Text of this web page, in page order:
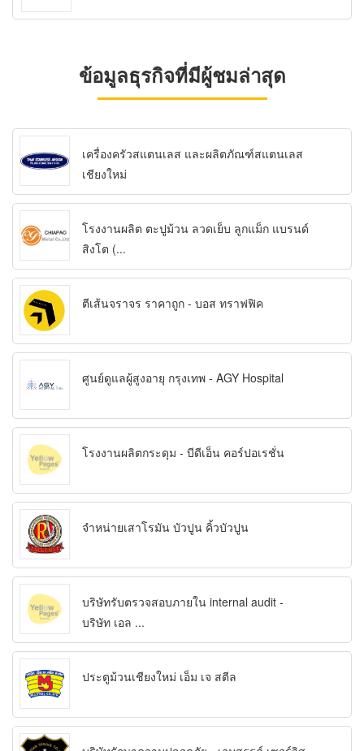
ข้อมูลธุรกิจที่มีผู้ชมล่าสุด
เครื่องครัวสแตนเลส และผลิตภัณฑ์สแตนเลส
เชียงใหม่
โรงงานผลิต ตะปูม้วน ลวดเย็บ ลูกแม็ก แบรนด์
สิงโต (...
ตีเส้นจราจร ราคาถูก - บอส ทราฟฟิค
ศูนย์ดูแลผู้สูงอายุ กรุงเทพ - AGY Hospital
โรงงานผลิตกระดุม - บีดีเอ็น คอร์ปอเรชั่น
จำหน่ายเสาโรมัน บัวปูน คิ้วบัวปูน
บริษัทรับตรวจสอบภายใน internal audit -
บริษัท เอล ...
ประตูม้วนเชียงใหม่ เอ็ม เจ สตีล